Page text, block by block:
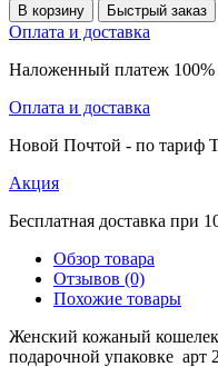
В корзину
Быстрый заказ
Оплата и доставка
Наложенный платеж 100%
Оплата и доставка
Новой Почтой - по тариф
Акция
Бесплатная доставка при
Обзор товара
Отзывов (0)
Похожие товары
Женский кожаный
подарочной упаковке арт